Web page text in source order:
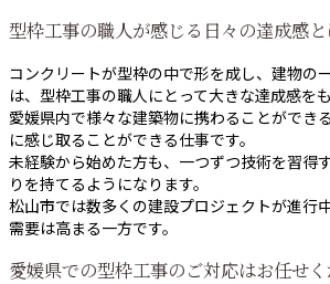
型枠工事の職人が感じる日々の達成感
コンクリートが型枠の中で形を成し、建物の
は、型枠工事の職人にとって大きな達成感をも
愛媛県内で様々な建築物に携わることができ
に感じ取ることができる仕事です。
未経験から始めた方も、一つずつ技術を習得
りを持てるようになります。
松山市では数多くの建設プロジェクトが進行
需要は高まる一方です。
愛媛県での型枠工事のご対応はお任せく